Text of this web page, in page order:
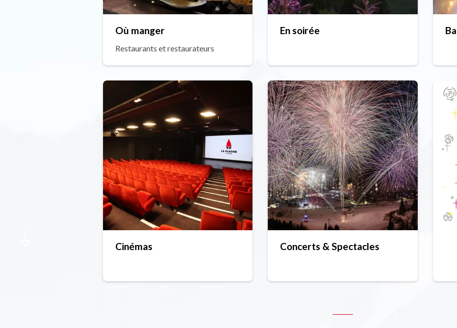
Où manger
Restaurants et restaurateurs
En soirée
Cinémas Concerts & Spectacles